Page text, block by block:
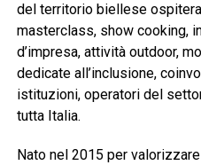
del territorio biellese
masterclass, show cooking,
d’impresa, attività outdoor,
dedicate all’inclusione,
istituzioni, operatori del
tutta Italia.
Nato nel 2015 per